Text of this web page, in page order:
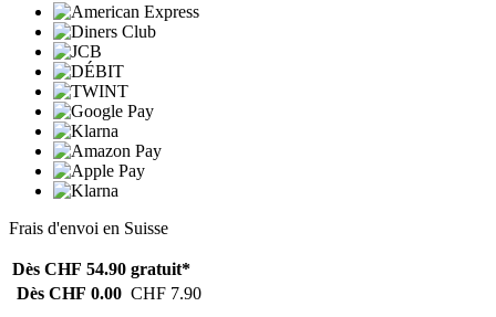
Frais d'envoi en Suisse
Dès CHF 54.90 gratuit*
Dès CHF 0.00 CHF 7.90